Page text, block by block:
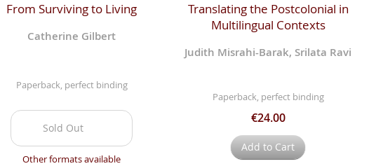
From Surviving to Living
Catherine Gilbert
Paperback, perfect binding
Sold Out
Other formats available
Translating the Postcolonial in
Multilingual Contexts
Judith Misrahi-Barak, Srilata Ravi
Paperback, perfect binding
€24.00
Add to Cart